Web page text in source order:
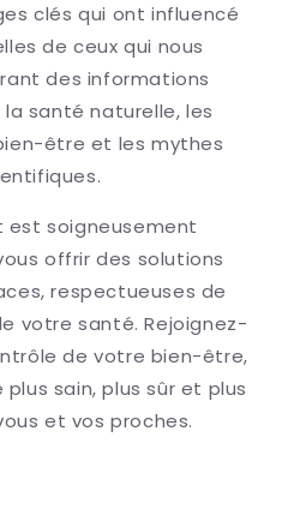
clés qui ont influencé
de ceux qui nous
des informations
santé naturelle, les
être et les mythes
est soigneusement
offrir des solutions
respectueuses de
votre santé. Rejoignez-
de votre bien-être,
sain, plus sûr et plus
et vos proches.